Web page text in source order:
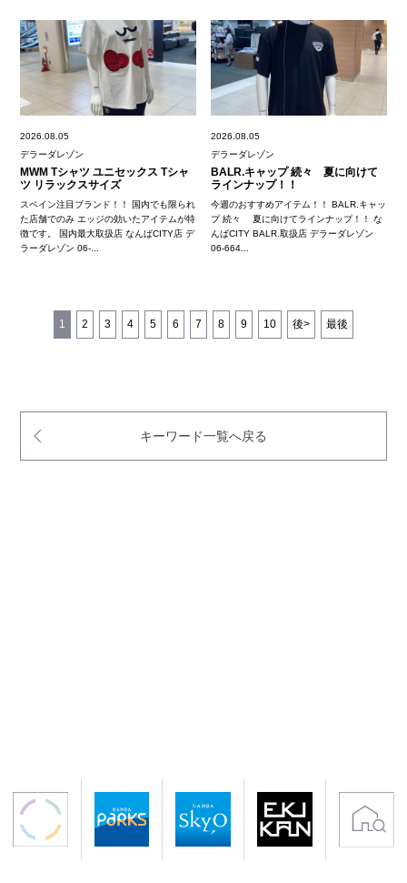
2026.08.05
デラーダレゾン
MWM Tシャツ ユニセックス Tシャ
ツ リラックスサイズ
スペイン注目ブランド！！ 国内でも限られ
た店舗でのみ エッジの効いたアイテムが特
徴です。 国内最大取扱店 なんばCITY店 デ
ラーダレゾン 06-...
2026.08.05
デラーダレゾン
BALR.キャップ 続々 夏に向けて
ラインナップ！！
今週のおすすめアイテム！！ BALR.キャッ
プ 続々 夏に向けてラインナップ！！ な
んばCITY BALR.取扱店 デラーダレゾン
06-664...
1 2 3 4 5 6 7 8 9 10 後> 最後
キーワード一覧へ戻る